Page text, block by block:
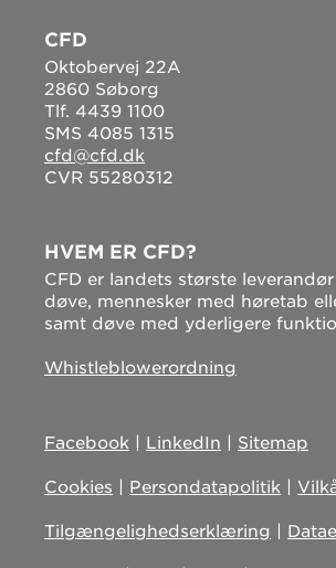
CFD
Oktobervej 22A
2860 Søborg
Tlf. 4439 1100
SMS 4085 1315
cfd@cfd.dk
CVR 55280312
HVEM ER CFD?
CFD er landets største
døve, mennesker med høretab
samt døve med yderligere
Whistleblowerordning
Facebook LinkedIn Sitemap
Cookies Persondatapolitik
Tilgængelighedserklæring